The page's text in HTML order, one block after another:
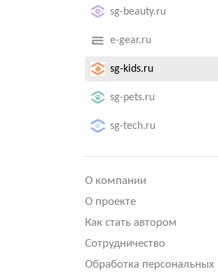
sg-beauty.ru
e-gear.ru
sg-kids.ru
sg-pets.ru
sg-tech.ru
О компании
О проекте
Как стать автором
Сотрудничество
Обработка персональных